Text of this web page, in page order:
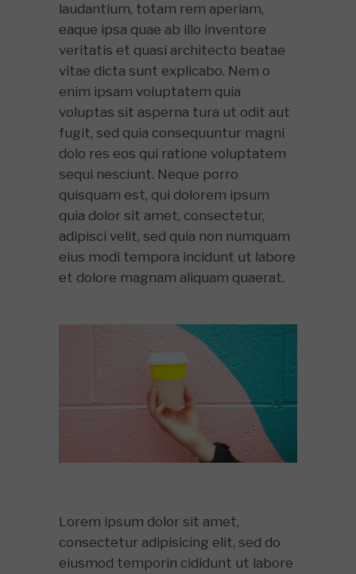
laudantium, totam rem aperiam,
eaque ipsa quae ab illo inventore
veritatis et quasi architecto beatae
vitae dicta sunt explicabo. Nem o
enim ipsam voluptatem quia
voluptas sit asperna tura ut odit aut
fugit, sed quia consequuntur magni
dolo res eos qui ratione voluptatem
sequi nesciunt. Neque porro
quisquam est, qui dolorem ipsum
quia dolor sit amet, consectetur,
adipisci velit, sed quia non numquam
eius modi tempora incidunt ut labore
et dolore magnam aliquam quaerat.
Lorem ipsum dolor sit amet,
consectetur adipisicing elit, sed do
eiusmod temporin cididunt ut labore